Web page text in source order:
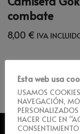
combate
8,00 € IVA
UBICACIÓN
Esta web usa
USAMOS
NAVEGACIÓN,
HACER CLIC EN